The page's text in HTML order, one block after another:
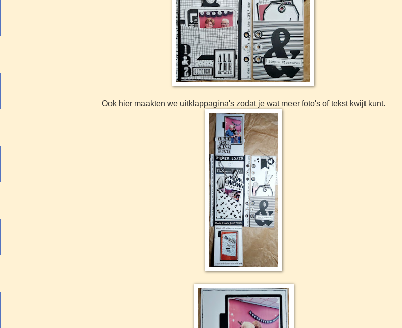
Ook hier maakten we uitklappagina's zodat je wat meer foto's of tekst kwijt kunt.